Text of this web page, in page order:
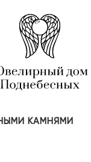
КАМНЯМИ